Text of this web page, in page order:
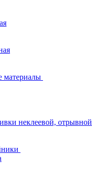
материалы
неклеевой, отрывной